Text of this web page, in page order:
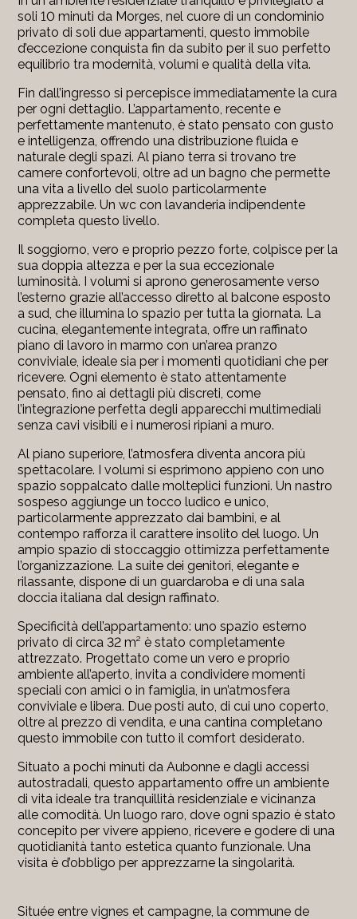
soli 10 minuti da Morges, nel cuore di un condominio
privato di soli due appartamenti, questo immobile
d’eccezione conquista fin da subito per il suo perfetto
equilibrio tra modernità, volumi e qualità della vita.
Fin dall’ingresso si percepisce immediatamente la cura
per ogni dettaglio. L’appartamento, recente e
perfettamente mantenuto, è stato pensato con gusto
e intelligenza, offrendo una distribuzione fluida e
naturale degli spazi. Al piano terra si trovano tre
camere confortevoli, oltre ad un bagno che permette
una vita a livello del suolo particolarmente
apprezzabile. Un wc con lavanderia indipendente
completa questo livello.
Il soggiorno, vero e proprio pezzo forte, colpisce per la
sua doppia altezza e per la sua eccezionale
luminosità. I volumi si aprono generosamente verso
l’esterno grazie all’accesso diretto al balcone esposto
a sud, che illumina lo spazio per tutta la giornata. La
cucina, elegantemente integrata, offre un raffinato
piano di lavoro in marmo con un’area pranzo
conviviale, ideale sia per i momenti quotidiani che per
ricevere. Ogni elemento è stato attentamente
pensato, fino ai dettagli più discreti, come
l’integrazione perfetta degli apparecchi multimediali
senza cavi visibili e i numerosi ripiani a muro.
Al piano superiore, l’atmosfera diventa ancora più
spettacolare. I volumi si esprimono appieno con uno
spazio soppalcato dalle molteplici funzioni. Un nastro
sospeso aggiunge un tocco ludico e unico,
particolarmente apprezzato dai bambini, e al
contempo rafforza il carattere insolito del luogo. Un
ampio spazio di stoccaggio ottimizza perfettamente
l’organizzazione. La suite dei genitori, elegante e
rilassante, dispone di un guardaroba e di una sala
doccia italiana dal design raffinato.
Specificità dell’appartamento: uno spazio esterno
privato di circa 32 m² è stato completamente
attrezzato. Progettato come un vero e proprio
ambiente all’aperto, invita a condividere momenti
speciali con amici o in famiglia, in un’atmosfera
conviviale e libera. Due posti auto, di cui uno coperto,
oltre al prezzo di vendita, e una cantina completano
questo immobile con tutto il comfort desiderato.
Situato a pochi minuti da Aubonne e dagli accessi
autostradali, questo appartamento offre un ambiente
di vita ideale tra tranquillità residenziale e vicinanza
alle comodità. Un luogo raro, dove ogni spazio è stato
concepito per vivere appieno, ricevere e godere di una
quotidianità tanto estetica quanto funzionale. Una
visita è d’obbligo per apprezzarne la singolarità.
Située entre vignes et campagne, la commune de